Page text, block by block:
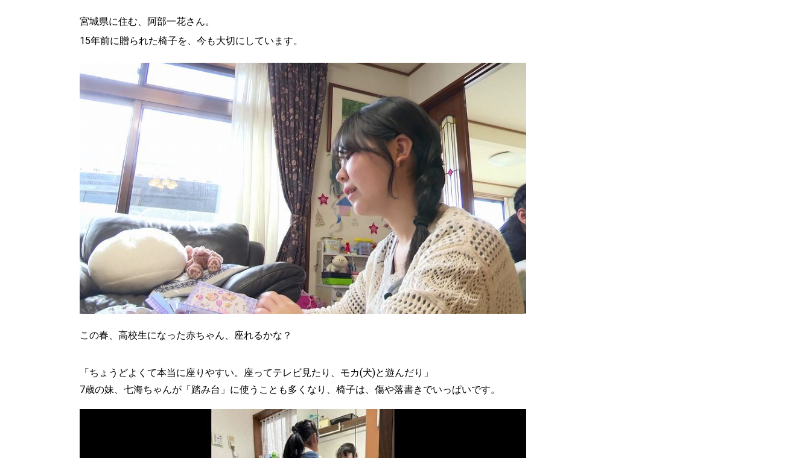
北海道で暮らす、あなたとつくる、
明日への”きっかけ”WEBマガジン
運営会社 広告掲載 情報提供・お問い合わせ 利用規約
プライバシーポリシー
SEARCH
検索する
CATEGORY
カテゴリー
LOCAL
ローカルエリア
Sitakke編集部あい
Sitakke編集部 IKU
宮城県に住む、阿部一花さん。
15年前に贈られた椅子を、今も大切にしています。
この春、高校生になった赤ちゃん、座れるかな？
「ちょうどよくて本当に座りやすい。座ってテレビ見たり、モカ(犬)と遊んだり」
7歳の妹、七海ちゃんが「踏み台」に使うことも多くなり、椅子は、傷や落書きでいっぱいです。